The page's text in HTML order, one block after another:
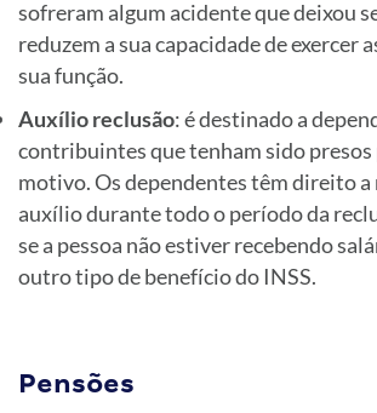
sofreram algum acidente que deixou
reduzem a sua capacidade de exercer
sua função.
Auxílio reclusão: é destinado a
contribuintes que tenham sido
motivo. Os dependentes têm direito a
auxílio durante todo o período da
se a pessoa não estiver recebendo
outro tipo de benefício do INSS.
Pensões